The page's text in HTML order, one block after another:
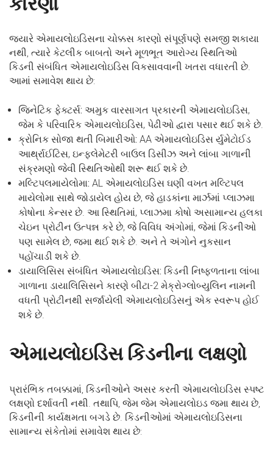
જ્યારે એમાયલોઇડિસના ચોક્કસ કારણો સંપૂર્ણપણે સમજી શકાયા
નથી, ત્યારે કેટલીક બાબતો અને મૂળભૂત આરોગ્ય સ્થિતિઓ
કિડની સંબંધિત એમાયલોઇડિસ વિકસાવવાની ખતરા વધારતી છે.
આમાં સમાવેશ થાય છે:
જિનેટિક ફેક્ટર્સ: અમુક વારસાગત પ્રકારની એમાયલોઇડિસ,
જેમ કે પરિવારિક એમાયલોઇડિસ, પેઢીઓ દ્વારા પસાર થઈ શકે છે.
ક્રોનિક સોજા થતી બિમારીઓ: AA એમાયલોઇડિસ ર્યુમેટોઈડ
આર્થ્રાઈટિસ, ઇન્ફ્લેમેટરી બાઉલ ડિસીઝ અને લાંબા ગાળાની
સંક્રમણો જેવી સ્થિતિઓથી શરૂ થઈ શકે છે.
મલ્ટિપલમાયેલોમા: AL એમાયલોઇડિસ ઘણી વખત મલ્ટિપલ
માયેલોમા સાથે જોડાયેલ હોય છે, જે હાડકાંના માર્ઝમાં પ્લાઝમા
કોષોના કેન્સર છે. આ સ્થિતિમાં, પ્લાઝમા કોષો અસામાન્ય હલકા
ચેઇન પ્રોટીન ઉત્પન્ન કરે છે, જે વિવિધ અંગોમાં, જેમાં કિડનીઓ
પણ સામેલ છે, જમા થઈ શકે છે. અને તે અંગોને નુકસાન
પહોંચાડી શકે છે.
ડાયાલિસિસ સંબંધિત એમાયલોઇડિસ: કિડની નિષ્ફળતાના લાંબા
ગાળાના ડાયાલિસિસને કારણે બીટા-2 મેક્રોગ્લોબ્યુલિન નામની
વધતી પ્રોટીનથી સર્જાયેલી એમાયલોઇડિસનું એક સ્વરૂપ હોઈ
શકે છે.
એમાયલોઇડિસ કિડનીના લક્ષણો
પ્રારંભિક તબક્કામાં, કિડનીઓને અસર કરતી એમાયલોઇડિસ સ્પષ્ટ
લક્ષણો દર્શાવતી નથી. તથાપિ, જેમ જેમ એમાયલોઇડ જમા થાય છે,
કિડનીની કાર્યક્ષમતા બગડે છે. કિડનીઓમાં એમાયલોઇડિસના
સામાન્ય સંકેતોમાં સમાવેશ થાય છે: